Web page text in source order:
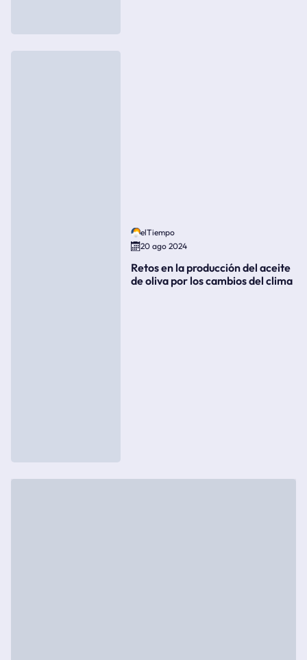
elTiempo
20 ago 2024
Retos en la producción del aceite
de oliva por los cambios del clima